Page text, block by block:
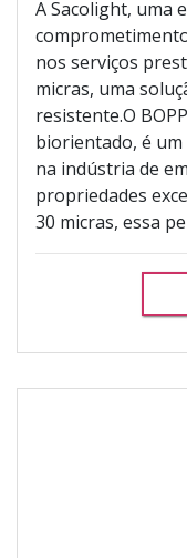
A Sacolight, uma
nos serviços
micras, uma
resistente.O
biorientado, é
na indústria de
propriedades
30 micras, essa